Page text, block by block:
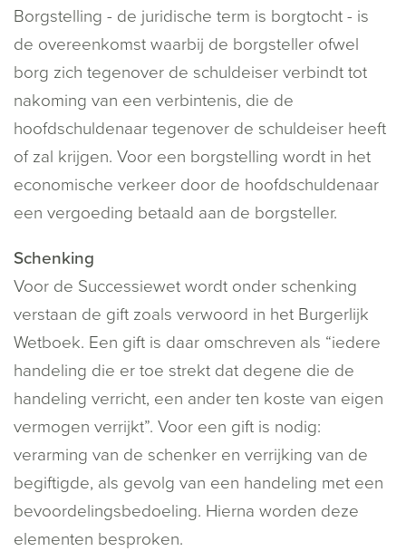
Borgstelling - de juridische term is borgtocht - is
de overeenkomst waarbij de borgsteller ofwel
borg zich tegenover de schuldeiser verbindt tot
nakoming van een verbintenis, die de
hoofdschuldenaar tegenover de schuldeiser heeft
of zal krijgen. Voor een borgstelling wordt in het
economische verkeer door de hoofdschuldenaar
een vergoeding betaald aan de borgsteller.
Schenking
Voor de Successiewet wordt onder schenking
verstaan de gift zoals verwoord in het Burgerlijk
Wetboek. Een gift is daar omschreven als “iedere
handeling die er toe strekt dat degene die de
handeling verricht, een ander ten koste van eigen
vermogen verrijkt”. Voor een gift is nodig:
verarming van de schenker en verrijking van de
begiftigde, als gevolg van een handeling met een
bevoordelingsbedoeling. Hierna worden deze
elementen besproken.